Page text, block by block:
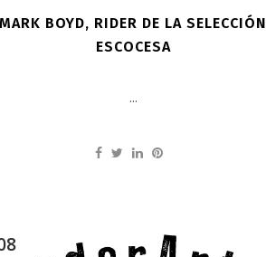
MARK BOYD, RIDER DE LA SELECCIÓN
ESCOCESA
...